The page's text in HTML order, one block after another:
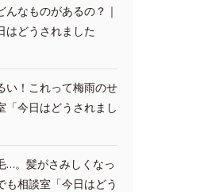
なものがあるの？｜
はどうされました
い！これって梅雨のせ
「今日はどうされまし
…。髪がさみしくなっ
も相談室「今日はどう